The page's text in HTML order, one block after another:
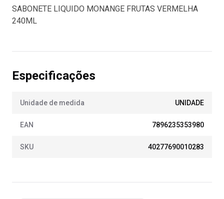
SABONETE LIQUIDO MONANGE FRUTAS VERMELHA
240ML
Especificações
Unidade de medida UNIDADE
EAN 7896235353980
SKU 40277690010283